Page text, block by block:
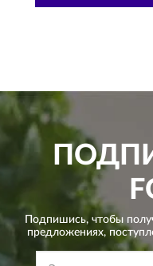
Подпишись, чтобы
предложениях,